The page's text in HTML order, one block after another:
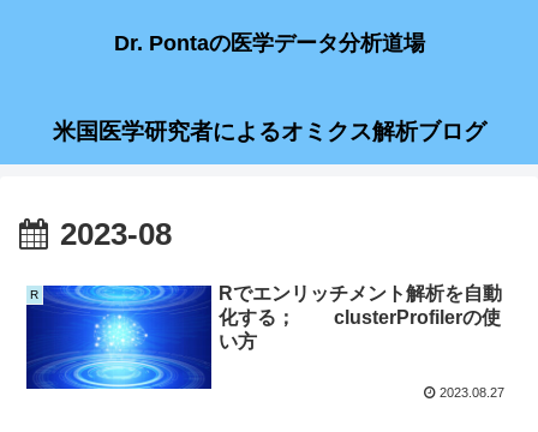
Dr. Pontaの医学データ分析道場
米国医学研究者によるオミクス解析ブログ
2023-08
R
Rでエンリッチメント解析を自動
化する； clusterProfilerの使
い方
2023.08.27